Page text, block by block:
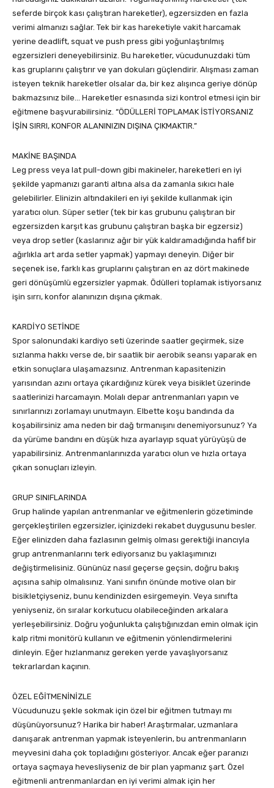
seferde birçok kası çalıştıran hareketler), egzersizden en fazla
verimi almanızı sağlar. Tek bir kas hareketiyle vakit harcamak
yerine deadlift, squat ve push press gibi yoğunlaştırılmış
egzersizleri deneyebilirsiniz. Bu hareketler, vücudunuzdaki tüm
kas gruplarını çalıştırır ve yan dokuları güçlendirir. Alışması zaman
isteyen teknik hareketler olsalar da, bir kez alışınca geriye dönüp
bakmazsınız bile… Hareketler esnasında sizi kontrol etmesi için bir
eğitmene başvurabilirsiniz. “ÖDÜLLERİ TOPLAMAK İSTİYORSANIZ
İŞİN SIRRI, KONFOR ALANINIZIN DIŞINA ÇIKMAKTIR.”
MAKİNE BAŞINDA
Leg press veya lat pull-down gibi makineler, hareketleri en iyi
şekilde yapmanızı garanti altına alsa da zamanla sıkıcı hale
gelebilirler. Elinizin altındakileri en iyi şekilde kullanmak için
yaratıcı olun. Süper setler (tek bir kas grubunu çalıştıran bir
egzersizden karşıt kas grubunu çalıştıran başka bir egzersiz)
veya drop setler (kaslarınız ağır bir yük kaldıramadığında hafif bir
ağırlıkla art arda setler yapmak) yapmayı deneyin. Diğer bir
seçenek ise, farklı kas gruplarını çalıştıran en az dört makinede
geri dönüşümlü egzersizler yapmak. Ödülleri toplamak istiyorsanız
işin sırrı, konfor alanınızın dışına çıkmak.
KARDİYO SETİNDE
Spor salonundaki kardiyo seti üzerinde saatler geçirmek, size
sızlanma hakkı verse de, bir saatlik bir aerobik seansı yaparak en
etkin sonuçlara ulaşamazsınız. Antrenman kapasitenizin
yarısından azını ortaya çıkardığınız kürek veya bisiklet üzerinde
saatlerinizi harcamayın. Molalı depar antrenmanları yapın ve
sınırlarınızı zorlamayı unutmayın. Elbette koşu bandında da
koşabilirsiniz ama neden bir dağ tırmanışını denemiyorsunuz? Ya
da yürüme bandını en düşük hıza ayarlayıp squat yürüyüşü de
yapabilirsiniz. Antrenmanlarınızda yaratıcı olun ve hızla ortaya
çıkan sonuçları izleyin.
GRUP SINIFLARINDA
Grup halinde yapılan antrenmanlar ve eğitmenlerin gözetiminde
gerçekleştirilen egzersizler, içinizdeki rekabet duygusunu besler.
Eğer elinizden daha fazlasının gelmiş olması gerektiği inancıyla
grup antrenmanlarını terk ediyorsanız bu yaklaşımınızı
değiştirmelisiniz. Gününüz nasıl geçerse geçsin, doğru bakış
açısına sahip olmalısınız. Yani sınıfın önünde motive olan bir
bisikletçiyseniz, bunu kendinizden esirgemeyin. Veya sınıfta
yeniyseniz, ön sıralar korkutucu olabileceğinden arkalara
yerleşebilirsiniz. Doğru yoğunlukta çalıştığınızdan emin olmak için
kalp ritmi monitörü kullanın ve eğitmenin yönlendirmelerini
dinleyin. Eğer hızlanmanız gereken yerde yavaşlıyorsanız
tekrarlardan kaçının.
ÖZEL EĞİTMENİNİZLE
Vücudunuzu şekle sokmak için özel bir eğitmen tutmayı mı
düşünüyorsunuz? Harika bir haber! Araştırmalar, uzmanlara
danışarak antrenman yapmak isteyenlerin, bu antrenmanların
meyvesini daha çok topladığını gösteriyor. Ancak eğer paranızı
ortaya saçmaya hevesliyseniz de bir plan yapmanız şart. Özel
eğitmenli antrenmanlardan en iyi verimi almak için her